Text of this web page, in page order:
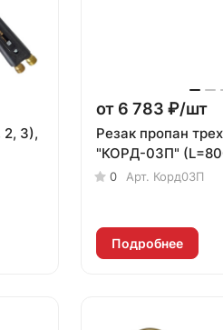
2, 3),
от 6 783 ₽/шт
Резак пропан
"КОРД-03П"
0 Арт. Корд03П
Подробнее